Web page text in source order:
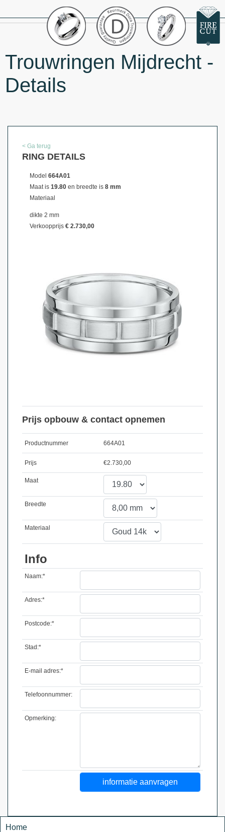
Trouwringen Mijdrecht -
Details
< Ga terug
RING DETAILS
Model 664A01
Maat is 19.80 en breedte is 8 mm
Materiaal
dikte 2 mm
Verkoopprijs € 2.730,00
Prijs opbouw & contact opnemen
Productnummer 664A01
Prijs €2.730,00
Maat
Breedte
Materiaal
Info
Naam:*
Adres:*
Postcode:*
Stad:*
E-mail adres:*
Telefoonnummer:
Opmerking:
Home